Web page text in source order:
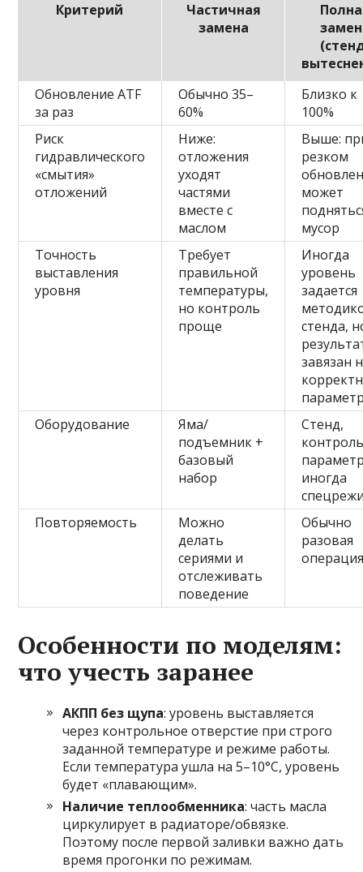
Критерий
Частичная
замена
Обновление ATF
за раз
Обычно 35–
60%
Близко к
100%
Риск
гидравлического
«смытия»
отложений
Ниже:
отложения
уходят
частями
вместе с
маслом
Выше:
резком
может
мусор
Точность
выставления
уровня
Требует
правильной
температуры,
но контроль
проще
Иногда
уровень
задается
стенда,
завязан
Оборудование
Яма/
подъемник +
базовый
набор
Стенд,
иногда
Повторяемость
Можно
делать
сериями и
отслеживать
поведение
Обычно
разовая
Особенности по моделям:
что учесть заранее
АКПП без щупа: уровень выставляется
через контрольное отверстие при строго
заданной температуре и режиме работы.
Если температура ушла на 5–10°C, уровень
будет «плавающим».
Наличие теплообменника: часть масла
циркулирует в радиаторе/обвязке.
Поэтому после первой заливки важно дать
время прогонки по режимам.